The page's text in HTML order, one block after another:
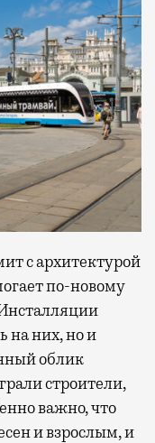
с архитектурой
по-новому
на них, но и
облик
строители,
важно, что
и взрослым, и